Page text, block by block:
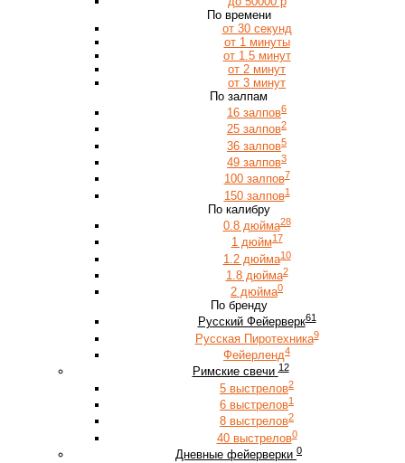
По времени
от 30 секунд
от 1 минуты
от 1.5 минут
от 2 минут
от 3 минут
По залпам
16 залпов6
25 залпов2
36 залпов5
49 залпов3
100 залпов7
150 залпов1
По калибру
0.8 дюйма28
1 дюйм17
1.2 дюйма10
1.8 дюйма2
2 дюйма0
По бренду
Русский Фейерверк61
Русская Пиротехника9
Фейерленд4
Римские свечи 12
5 выстрелов2
6 выстрелов1
8 выстрелов2
40 выстрелов0
Дневные фейерверки 0